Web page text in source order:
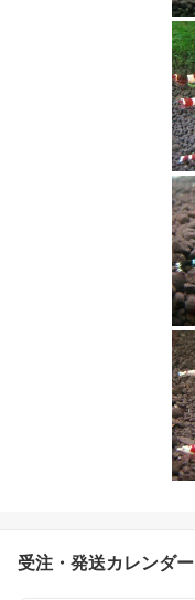
受注・発送カレンダー